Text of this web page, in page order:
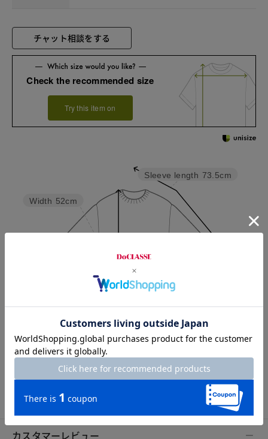
チャット相談をする
Check the recommended size
Try this item on
Sleeve length 73.5cm
Length 57cm
Width 52cm
S M L XL XXL
カスタマーレビュー